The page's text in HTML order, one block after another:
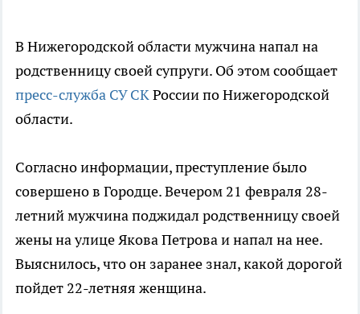
В Нижегородской области мужчина напал на
родственницу своей супруги. Об этом сообщает
пресс-служба СУ СКРоссии по Нижегородской
области.
Согласно информации, преступление было
совершено в Городце. Вечером 21 февраля 28-
летний мужчина поджидал родственницу своей
жены на улице Якова Петрова и напал на нее.
Выяснилось, что он заранее знал, какой дорогой
пойдет 22-летняя женщина.